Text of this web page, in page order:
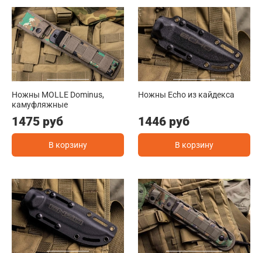
Ножны MOLLE Dominus,
камуфляжные
1475 руб
В корзину
Ножны Echo из кайдекса
1446 руб
В корзину